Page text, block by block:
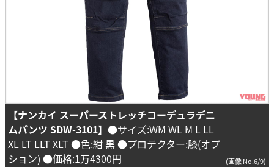
【ナンカイ スーパーストレッチコーデュラデニ
ムパンツ SDW-3101】 ●サイズ:WM WL M L LL
XL LT LLT XLT ●色:紺 黒 ●プロテクター:膝(オプ
ション) ●価格:1万4300円
(画像 No.6/9)